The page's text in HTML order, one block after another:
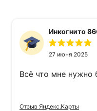
Инкогнито
27 июня 2025
Всё что мне нужно
Отзыв Яндекс.Карты